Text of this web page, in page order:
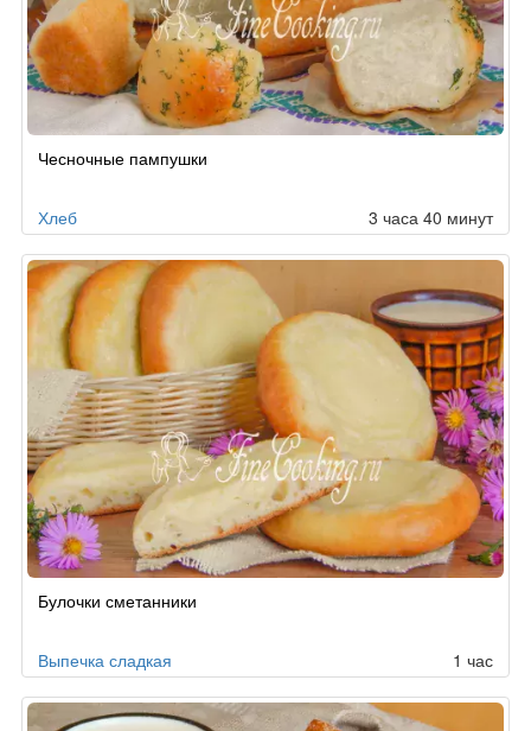
Чесночные пампушки
Хлеб 3 часа 40 минут
Булочки сметанники
Выпечка сладкая 1 час